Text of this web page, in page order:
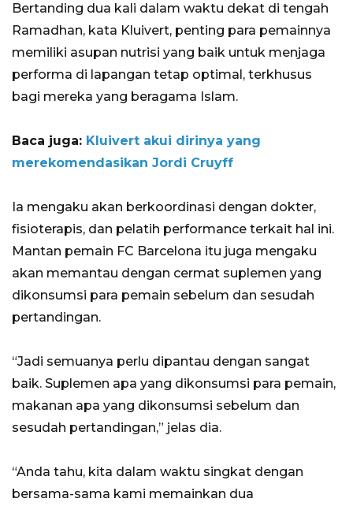
Bertanding dua kali dalam waktu dekat di tengah
Ramadhan, kata Kluivert, penting para pemainnya
memiliki asupan nutrisi yang baik untuk menjaga
performa di lapangan tetap optimal, terkhusus
bagi mereka yang beragama Islam.
Baca juga: Kluivert akui dirinya yang
merekomendasikan Jordi Cruyff
Ia mengaku akan berkoordinasi dengan dokter,
fisioterapis, dan pelatih performance terkait hal ini.
Mantan pemain FC Barcelona itu juga mengaku
akan memantau dengan cermat suplemen yang
dikonsumsi para pemain sebelum dan sesudah
pertandingan.
“Jadi semuanya perlu dipantau dengan sangat
baik. Suplemen apa yang dikonsumsi para pemain,
makanan apa yang dikonsumsi sebelum dan
sesudah pertandingan,” jelas dia.
“Anda tahu, kita dalam waktu singkat dengan
bersama-sama kami memainkan dua